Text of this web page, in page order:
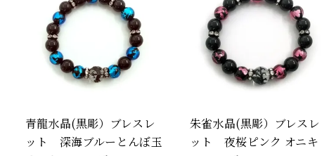
青龍水晶(黒彫）ブレスレ
ット 深海ブルーとんぼ玉
朱雀水晶(黒彫）ブレスレ
ット 夜桜ピンク オニキ